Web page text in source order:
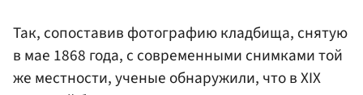
Так, сопоставив фотографию кладбища, снятую
в мае 1868 года, с современными снимками той
же местности, ученые обнаружили, что в XIX